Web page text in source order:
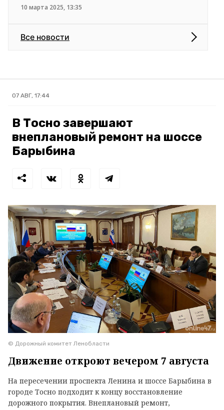
10 марта 2025, 13:35
Все новости
07 АВГ, 17:44
В Тосно завершают
внеплановый ремонт на шоссе
Барыбина
© Дорожный комитет Ленобласти
Движение откроют вечером 7 августа
На пересечении проспекта Ленина и шоссе Барыбина в
городе Тосно подходит к концу восстановление
дорожного покрытия. Внеплановый ремонт,